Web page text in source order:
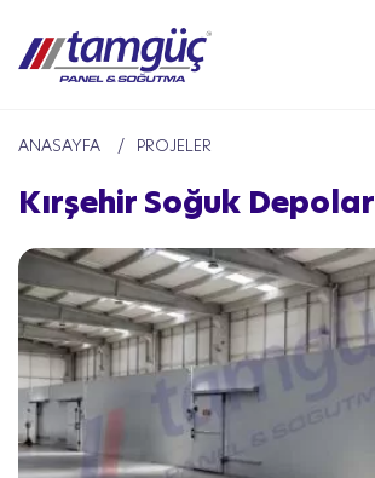
ANASAYFA PROJELER
Kırşehir Soğuk Depolar